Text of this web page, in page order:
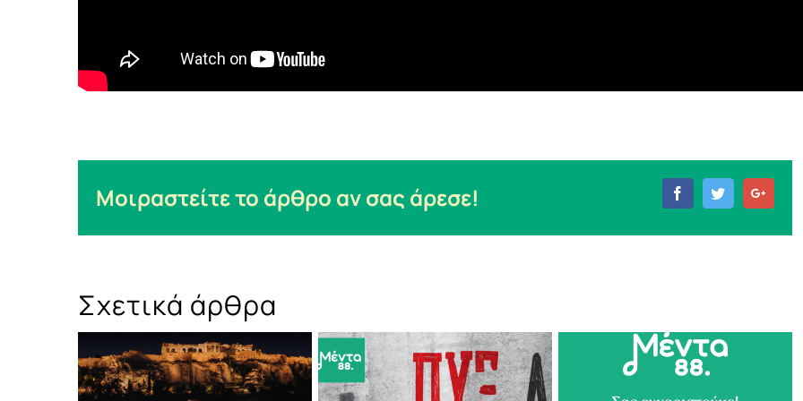
Μοιραστείτε το άρθρο αν σας άρεσε! FacebookTwitter
Σχετικά άρθρα